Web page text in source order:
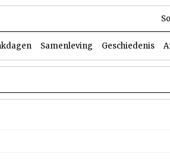
Samenleving Geschiedenis